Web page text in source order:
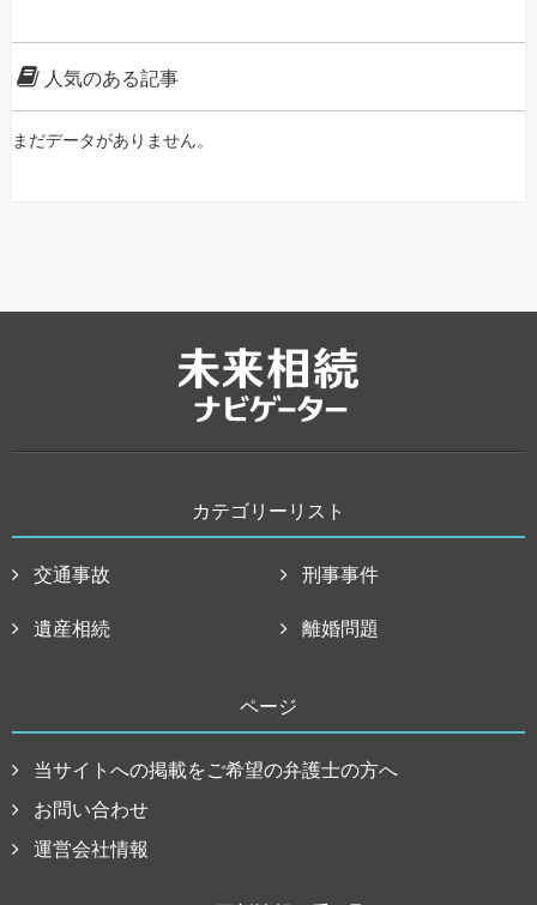
人気のある記事
まだデータがありません。
カテゴリーリスト
交通事故 刑事事件
遺産相続 離婚問題
ページ
当サイトへの掲載をご希望の弁護士の方へ
お問い合わせ
運営会社情報